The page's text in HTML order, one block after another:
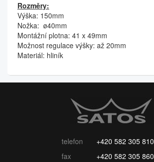
Rozměry:
Výška: 150mm
Nožka: ø40mm
Montážní plotna: 41 x 49mm
Možnost regulace výšky: až 20mm
Materiál: hliník
telefon
+420 582 305 810
fax
+420 582 305 860